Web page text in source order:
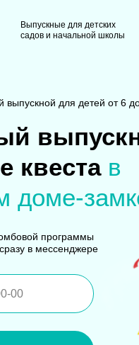
Выпускные для детских
садов и начальной школы
выпускной для детей от 6
квеста в
доме-
программы
в мессенджере